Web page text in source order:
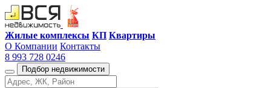
Жилые комплексы КП Квартиры
О Компании Контакты
8 993 728 0246
Подбор недвижимости